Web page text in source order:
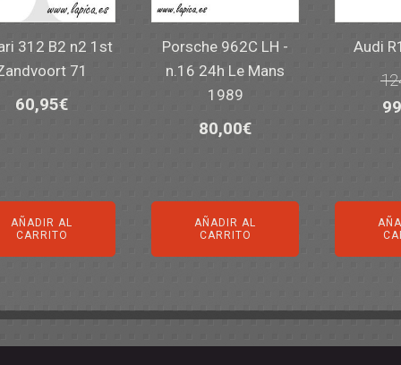
312 B2 n2 1st
71
60,95€
AÑADIR AL
CARRITO
Porsche 962C LH -
n.16 24h Le Mans
1989
80,00€
AÑADIR AL
CARRITO
Audi
El